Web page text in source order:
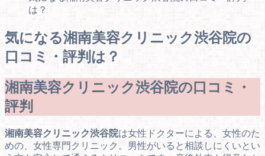
は？
気になる湘南美容クリニック渋谷院の
口コミ・評判は？
湘南美容クリニック渋谷院の口コミ・
評判
湘南美容クリニック渋谷院は女性ドクターによる、女性のた
めの、女性専門クリニック。男性がいると相談しにくいとい